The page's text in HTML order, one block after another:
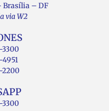
Brasília – DF
via W2
3300
4951
2200
3300